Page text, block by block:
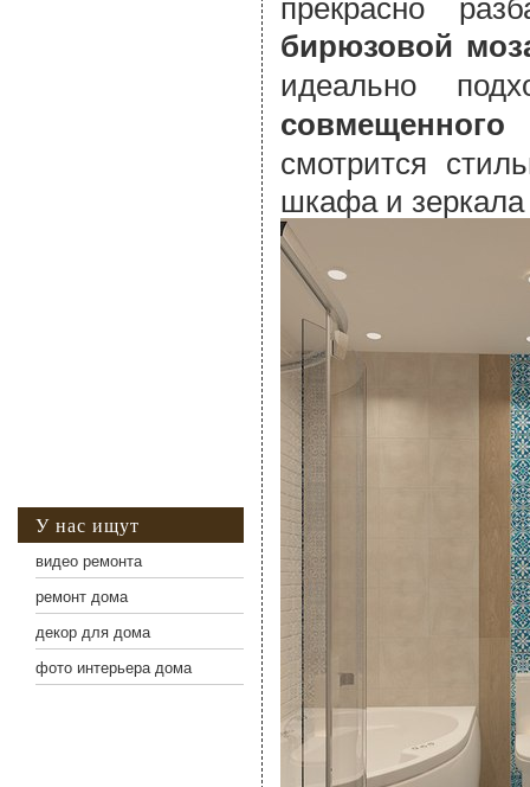
бирюзовой
идеально
смотрится
шкафа и зеркала
У нас ищут
видео ремонта
ремонт дома
декор для дома
фото интерьера дома